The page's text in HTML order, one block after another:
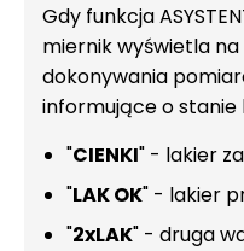
Gdy funkcja
miernik wyświetla
dokonywania
informujące o stanie
"CIENKI" - lakier
"LAK OK" - lakier
"2xLAK" - druga